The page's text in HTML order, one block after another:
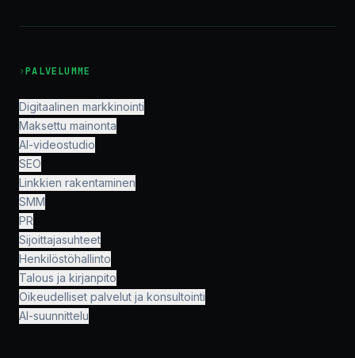
›PALVELUMME
Digitaalinen markkinointi
Maksettu mainonta
AI-videostudio
SEO
Linkkien rakentaminen
SMM
PR
Sijoittajasuhteet
Henkilöstöhallinto
Talous ja kirjanpito
Oikeudelliset palvelut ja konsultointi
AI-suunnittelu